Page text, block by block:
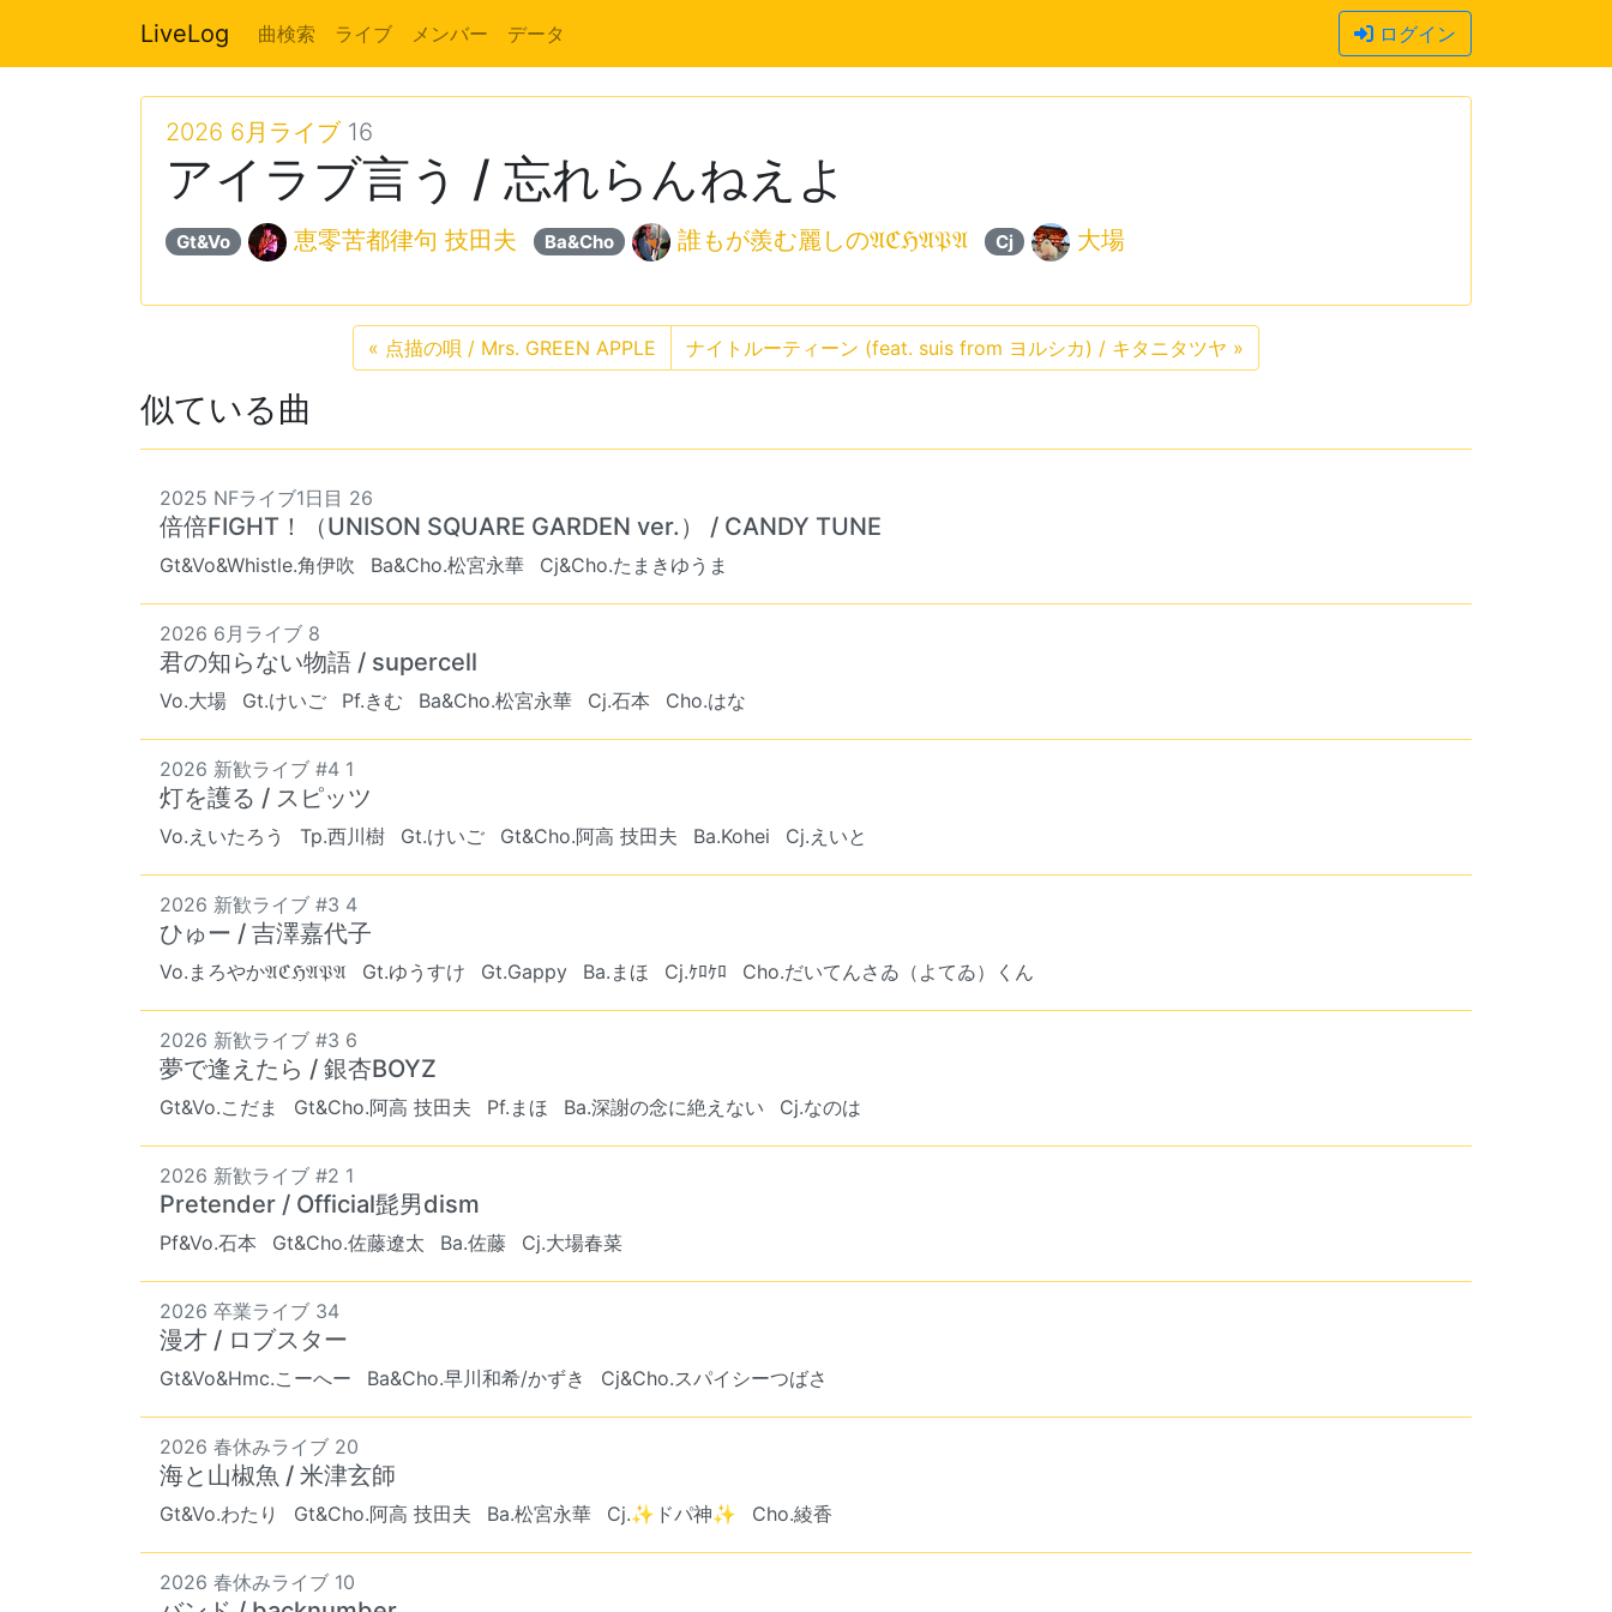
LiveLog 曲検索 ライブ メンバー データ ログイン
2026 6月ライブ16
アイラブ言う / 忘れらんねえよ
Gt&Vo 恵零苦都律句 技田夫 Ba&Cho 誰もが羨む麗しの𝔄ℭℌ𝔄𝔓𝔄 Cj 大場
« 点描の唄 / Mrs. GREEN APPLE ナイトルーティーン (feat. suis from ヨルシカ) / キタニタツヤ »
似ている曲
2025 NFライブ1日目 26
倍倍FIGHT！（UNISON SQUARE GARDEN ver.） / CANDY TUNE
Gt&Vo&Whistle.角伊吹 Ba&Cho.松宮永華 Cj&Cho.たまきゆうま
2026 6月ライブ 8
君の知らない物語 / supercell
Vo.大場 Gt.けいご Pf.きむ Ba&Cho.松宮永華 Cj.石本 Cho.はな
2026 新歓ライブ #4 1
灯を護る / スピッツ
Vo.えいたろう Tp.西川樹 Gt.けいご Gt&Cho.阿高 技田夫 Ba.Kohei Cj.えいと
2026 新歓ライブ #3 4
ひゅー / 吉澤嘉代子
Vo.まろやか𝔄ℭℌ𝔄𝔓𝔄 Gt.ゆうすけ Gt.Gappy Ba.まほ Cj.ｹﾛｹﾛ Cho.だいてんさゐ（よてゐ）くん
2026 新歓ライブ #3 6
夢で逢えたら / 銀杏BOYZ
Gt&Vo.こだま Gt&Cho.阿高 技田夫 Pf.まほ Ba.深謝の念に絶えない Cj.なのは
2026 新歓ライブ #2 1
Pretender / Official髭男dism
Pf&Vo.石本 Gt&Cho.佐藤遼太 Ba.佐藤 Cj.大場春菜
2026 卒業ライブ 34
漫才 / ロブスター
Gt&Vo&Hmc.こーへー Ba&Cho.早川和希/かずき Cj&Cho.スパイシーつばさ
2026 春休みライブ 20
海と山椒魚 / 米津玄師
Gt&Vo.わたり Gt&Cho.阿高 技田夫 Ba.松宮永華 Cj.✨ドパ神✨ Cho.綾香
2026 春休みライブ 10